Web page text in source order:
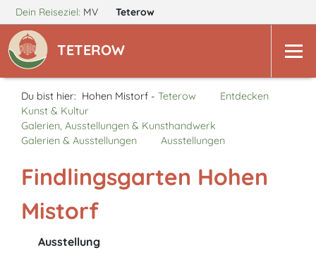
Dein Reiseziel: MV Teterow
TETEROW
Du bist hier: Hohen Mistorf - Teterow
Entdecken
Kunst & Kultur
Galerien, Ausstellungen & Kunsthandwerk
Galerien & Ausstellungen
Ausstellungen
Findlingsgarten Hohen
Mistorf
Ausstellung